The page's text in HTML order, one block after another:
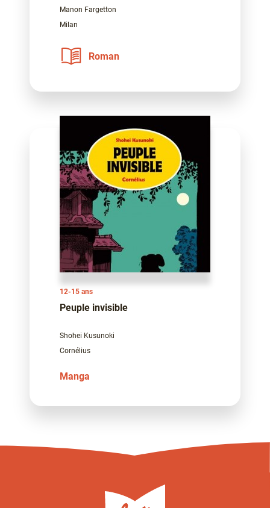
Manon Fargetton
Milan
Roman
12-15 ans
Peuple invisible
Shohei Kusunoki
Cornélius
Manga